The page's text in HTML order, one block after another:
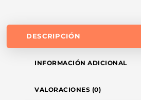
DESCRIPCIÓN
INFORMACIÓN ADICIONAL
VALORACIONES (0)